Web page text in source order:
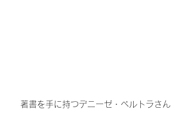
著書を手に持つデニーゼ・ベルトラさん